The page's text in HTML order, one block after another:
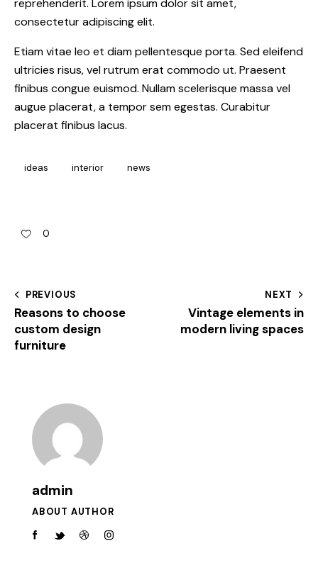
reprehenderit. Lorem ipsum dolor sit amet,
consectetur adipiscing elit.
Etiam vitae leo et diam pellentesque porta. Sed eleifend
ultricies risus, vel rutrum erat commodo ut. Praesent
finibus congue euismod. Nullam scelerisque massa vel
augue placerat, a tempor sem egestas. Curabitur
placerat finibus lacus.
ideas interior news
0
PREVIOUS
Reasons to choose
custom design
furniture
NEXT
Vintage elements in
modern living spaces
admin
ABOUT AUTHOR